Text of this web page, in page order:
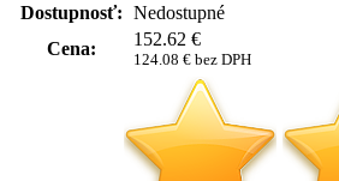
Dostupnosť: Nedostupné
Cena:
152.62 €
124.08 € bez DPH